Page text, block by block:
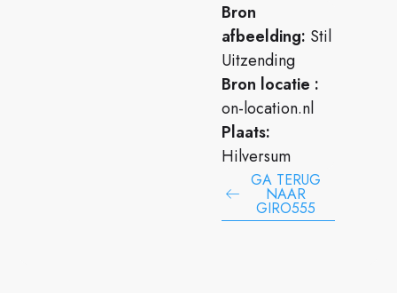
Bron
afbeelding: Stil
Uitzending
Bron locatie :
on-location.nl
Plaats:
Hilversum
GA TERUG
NAAR
GIRO555